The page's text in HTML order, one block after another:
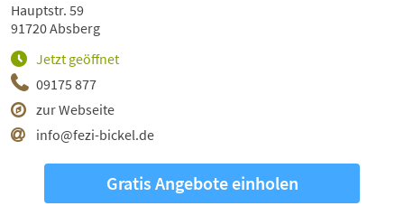
09175 877
zur Webseite
info@fezi-bickel.de
Jetzt geöffnet
Hauptstr. 59
91720 Absberg
Gratis Angebote einholen